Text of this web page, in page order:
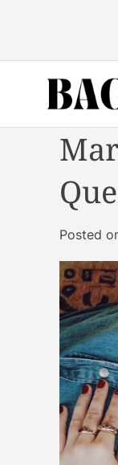
c
Posted